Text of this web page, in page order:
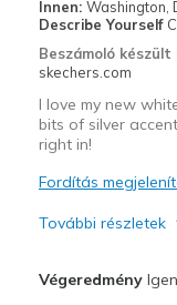
Travel
Width
Sizing
View On Shoes
Innen: Washington,
Describe Yourself
Beszámoló
skechers.com
I love my new
bits of silver
right in!
Fordítás
További részletek
Végeredmény